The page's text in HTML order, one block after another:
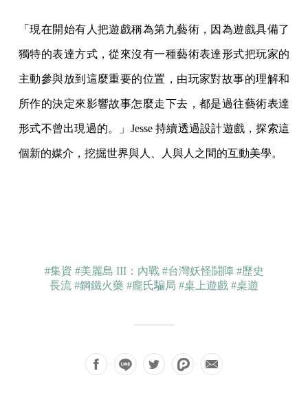
「現在開始有人把遊戲稱為第九藝術，因為遊戲具備了
獨特的表達方式，從來沒有一種藝術表達形式把玩家的
主動參與放到這麼重要的位置，由玩家對故事的理解和
所作的決定來影響故事怎麼走下去，都是過往藝術表達
形式不曾出現過的。」Jesse 持續透過設計遊戲，探索這
個新的媒介，挖掘世界與人、人與人之間的互動美學。
#集資 #美麗島 III：內戰 #台灣妖怪鬪陣 #歷史
長流 #鋼鐵火藥 #龐氏騙局 #桌上遊戲 #桌遊